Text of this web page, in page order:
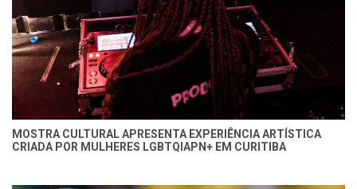
MOSTRA CULTURAL APRESENTA EXPERIÊNCIA ARTÍSTICA
CRIADA POR MULHERES LGBTQIAPN+ EM CURITIBA